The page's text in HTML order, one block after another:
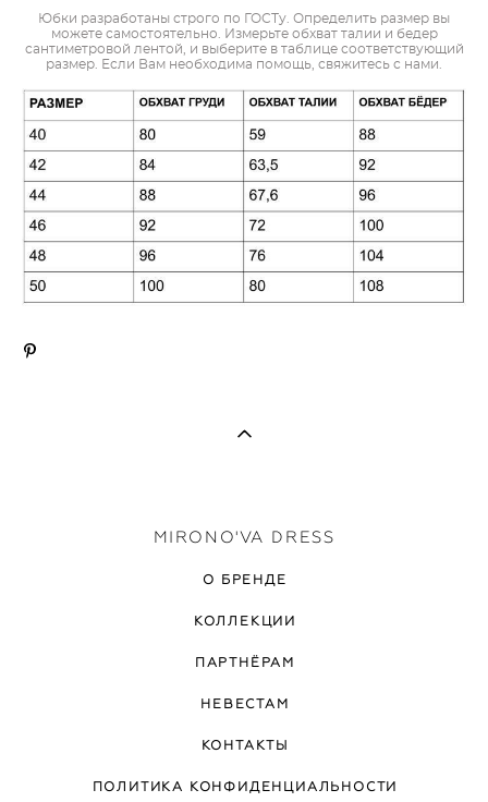
Юбки разработаны строго по ГОСТу. Определить размер вы
можете самостоятельно. Измерьте обхват талии и бедер
сантиметровой лентой, и выберите в таблице соответствующий
размер. Если Вам необходима помощь, свяжитесь с нами.
MIRONO'VA DRESS
О БРЕНДЕ
КОЛЛЕКЦИИ
ПАРТНЁРАМ
НЕВЕСТАМ
КОНТАКТЫ
ПОЛИТИКА КОНФИДЕНЦИАЛЬНОСТИ